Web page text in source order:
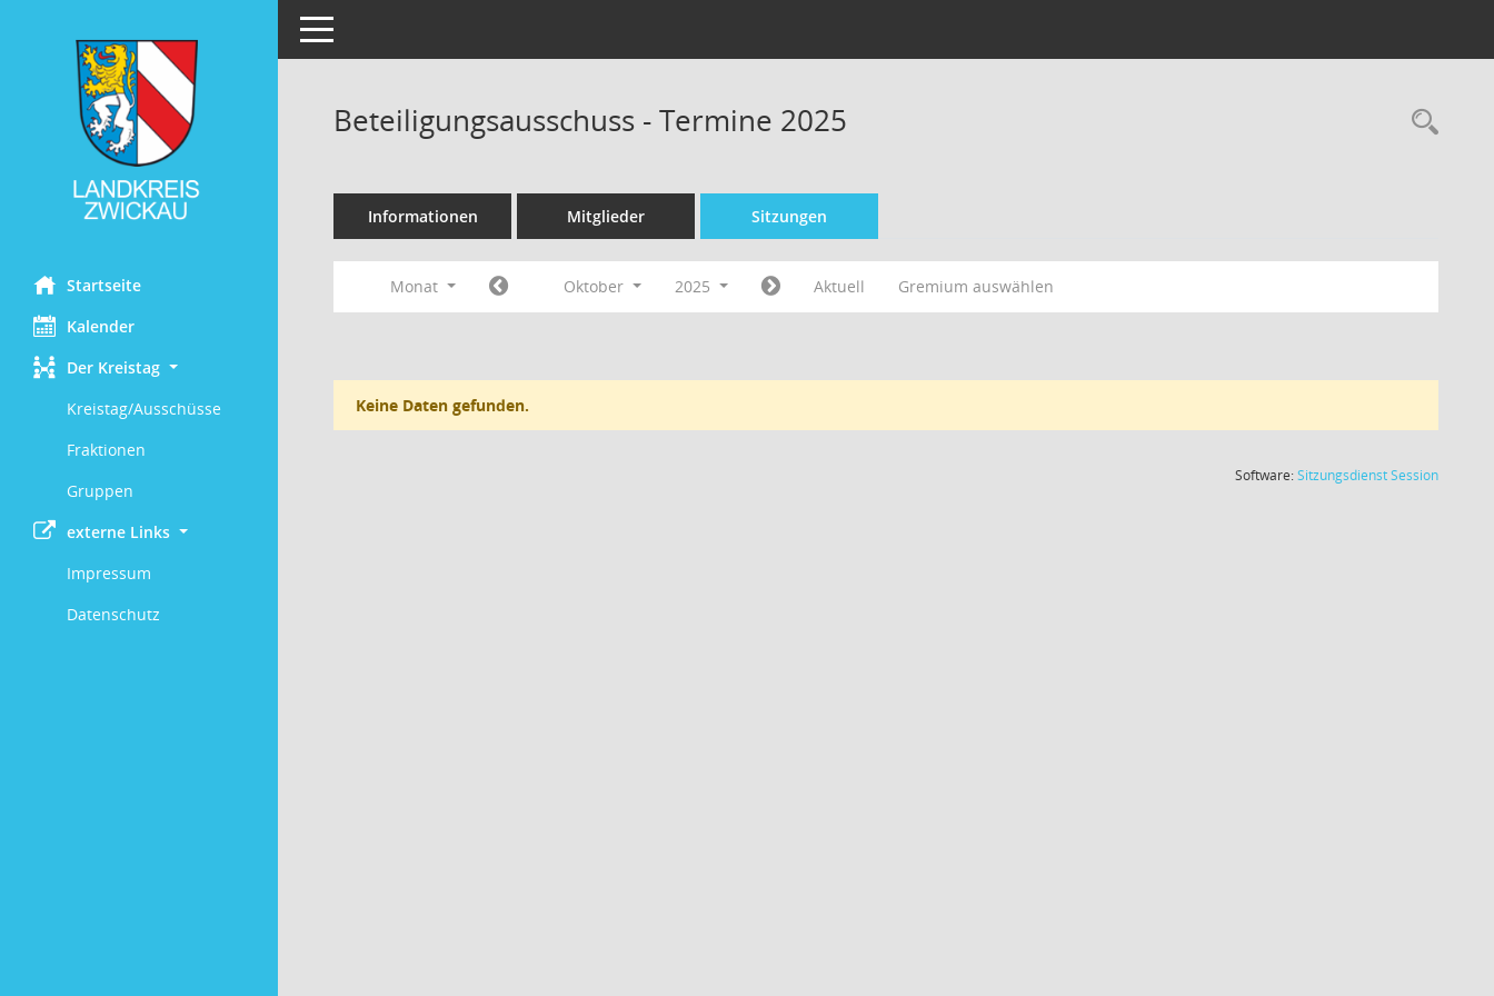
Startseite
Kalender
Der Kreistag
Kreistag/Ausschüsse
Fraktionen
Gruppen
externe Links
Impressum
Datenschutz
Toggle navigation
Beteiligungsausschuss - Termine 2025
Informationen Mitglieder Sitzungen
Monat Oktober 2025 Aktuell Gremium auswählen
Keine Daten gefunden.
Software:SitzungsdienstSession(Wird in